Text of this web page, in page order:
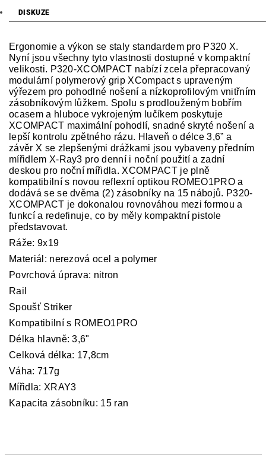
DISKUZE
Ergonomie a výkon se staly standardem pro P320 X.
Nyní jsou všechny tyto vlastnosti dostupné v kompaktní
velikosti. P320-XCOMPACT nabízí zcela přepracovaný
modulární polymerový grip XCompact s upraveným
výřezem pro pohodlné nošení a nízkoprofilovým vnitřním
zásobníkovým lůžkem. Spolu s prodlouženým bobřím
ocasem a hluboce vykrojeným lučíkem poskytuje
XCOMPACT maximální pohodlí, snadné skryté nošení a
lepší kontrolu zpětného rázu. Hlaveň o délce 3,6” a
závěr X se zlepšenými drážkami jsou vybaveny předním
mířidlem X-Ray3 pro denní i noční použití a zadní
deskou pro noční mířidla. XCOMPACT je plně
kompatibilní s novou reflexní optikou ROMEO1PRO a
dodává se se dvěma (2) zásobníky na 15 nábojů. P320-
XCOMPACT je dokonalou rovnováhou mezi formou a
funkcí a redefinuje, co by měly kompaktní pistole
představovat.
Ráže: 9x19
Materiál: nerezová ocel a polymer
Povrchová úprava: nitron
Rail
Spoušť Striker
Kompatibilní s ROMEO1PRO
Délka hlavně: 3,6"
Celková délka: 17,8cm
Váha: 717g
Mířidla: XRAY3
Kapacita zásobníku: 15 ran